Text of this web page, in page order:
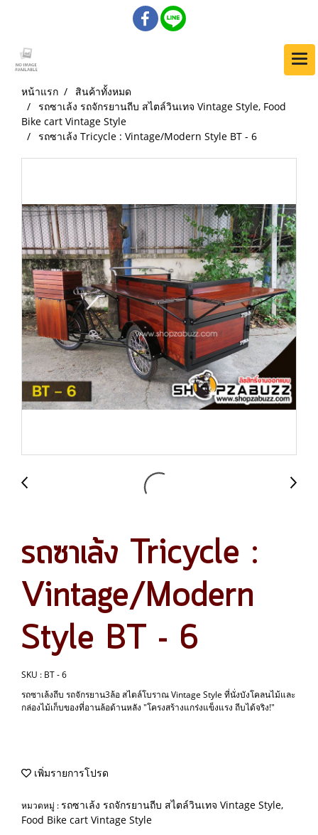
หน้าแรก
สินค้าทั้งหมด
รถซาเล้ง รถจักรยานถีบ สไตล์วินเทจ Vintage Style, Food
Bike cart Vintage Style
รถซาเล้ง Tricycle : Vintage/Modern Style BT - 6
รถซาเล้ง Tricycle :
Vintage/Modern
Style BT - 6
SKU : BT - 6
รถซาเล้งถีบ รถจักรยาน3ล้อ สไตล์โบราณ Vintage Style ที่นั่งบังโคลนไม้และ
กล่องไม้เก็บของที่อานล้อด้านหลัง "โครงสร้างแกร่งแข็งแรง ถีบได้จริง!"
เพิ่มรายการโปรด
หมวดหมู่ :รถซาเล้ง รถจักรยานถีบ สไตล์วินเทจ Vintage Style,
Food Bike cart Vintage Style